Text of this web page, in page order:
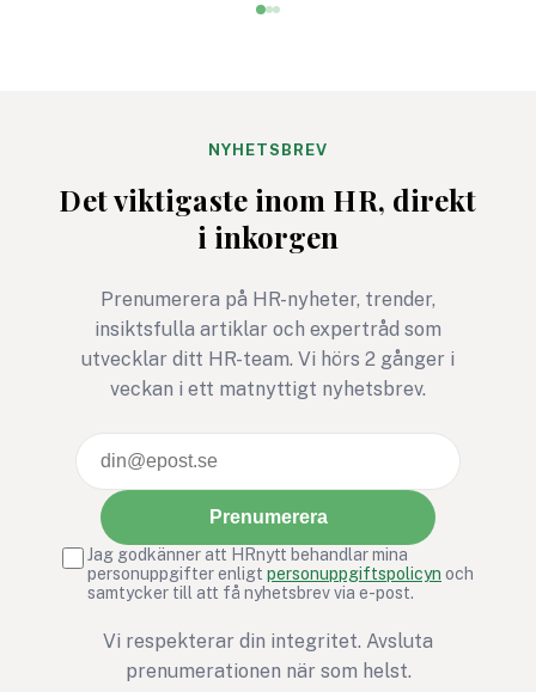
Bris stegutmaning 116 111
må bra är ett exempel där
rörelse, gemenskap och
gemensamt syfte.
tillit och
NYHETSBREV
Det viktigaste inom HR, direkt
i inkorgen
Prenumerera på HR-nyheter, trender,
insiktsfulla artiklar och expertråd som
utvecklar ditt HR-team. Vi hörs 2 gånger i
veckan i ett matnyttigt nyhetsbrev.
Prenumerera
Jag godkänner att HRnytt behandlar mina
personuppgifter enligt personuppgiftspolicyn och
samtycker till att få nyhetsbrev via e-post.
Vi respekterar din integritet. Avsluta
prenumerationen när som helst.